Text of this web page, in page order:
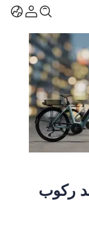
ركوب